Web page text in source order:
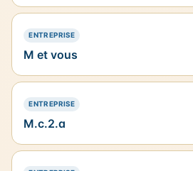
ENTREPRISE— PRÉSENCE SIMPLE
M et vous
ENTREPRISE— PRÉSENCE SIMPLE
M.c.2.a